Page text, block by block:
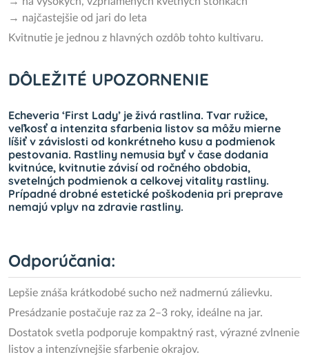
→ najčastejšie od jari do leta
Kvitnutie je jednou z hlavných ozdôb tohto kultivaru.
DÔLEŽITÉ UPOZORNENIE
Echeveria ‘First Lady’ je živá rastlina. Tvar ružice,
veľkosť a intenzita sfarbenia listov sa môžu mierne
líšiť v závislosti od konkrétneho kusu a podmienok
pestovania. Rastliny nemusia byť v čase dodania
kvitnúce, kvitnutie závisí od ročného obdobia,
svetelných podmienok a celkovej vitality rastliny.
Prípadné drobné estetické poškodenia pri preprave
nemajú vplyv na zdravie rastliny.
Odporúčania:
Lepšie znáša krátkodobé sucho než nadmernú zálievku.
Presádzanie postačuje raz za 2–3 roky, ideálne na jar.
Dostatok svetla podporuje kompaktný rast, výrazné zvlnenie
listov a intenzívnejšie sfarbenie okrajov.